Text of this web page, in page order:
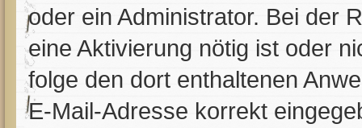
oder ein Administrator. Bei der
eine Aktivierung nötig ist oder
folge den dort enthaltenen
E-Mail-Adresse korrekt